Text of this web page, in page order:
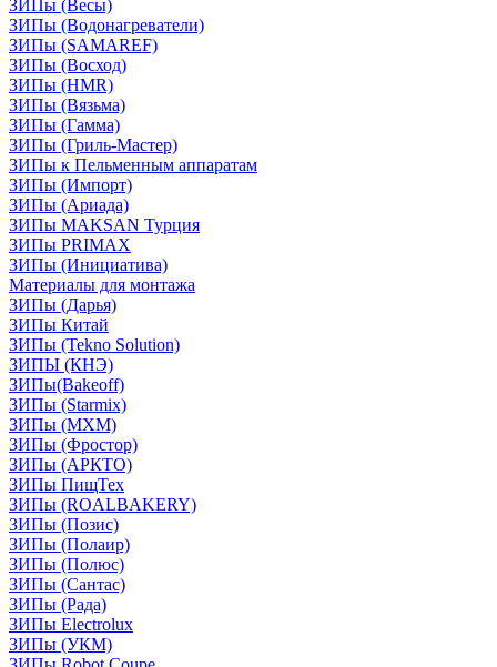
ЗИПы (Весы)
ЗИПы (Водонагреватели)
ЗИПы (SAMAREF)
ЗИПы (Восход)
ЗИПы (HMR)
ЗИПы (Вязьма)
ЗИПы (Гамма)
ЗИПы (Гриль-Мастер)
ЗИПы к Пельменным аппаратам
ЗИПы (Импорт)
ЗИПы (Ариада)
ЗИПы MAKSAN Турция
ЗИПы PRIMAX
ЗИПы (Инициатива)
Материалы для монтажа
ЗИПы (Дарья)
ЗИПы Китай
ЗИПы (Tekno Solution)
ЗИПЫ (КНЭ)
ЗИПы(Bakeoff)
ЗИПы (Starmix)
ЗИПы (МХМ)
ЗИПы (Фростор)
ЗИПы (АРКТО)
ЗИПы ПищТех
ЗИПы (ROALBAKERY)
ЗИПы (Позис)
ЗИПы (Полаир)
ЗИПы (Полюс)
ЗИПы (Сантас)
ЗИПы (Рада)
ЗИПы Electrolux
ЗИПы (УКМ)